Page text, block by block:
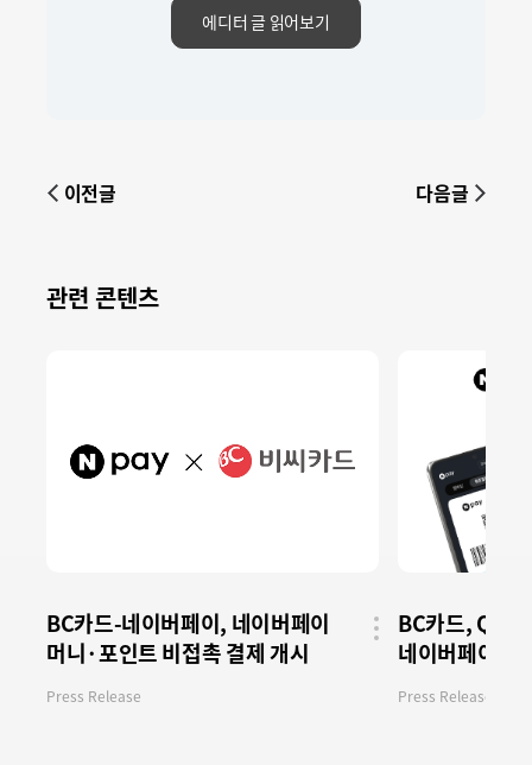
에디터 글 읽어보기
이전글 다음글
관련 콘텐츠
BC카드-네이버페이, 네이버페이
머니·포인트 비접촉 결제 개시
Press Release
BC카드, QR
네이버페이 세
Press Release